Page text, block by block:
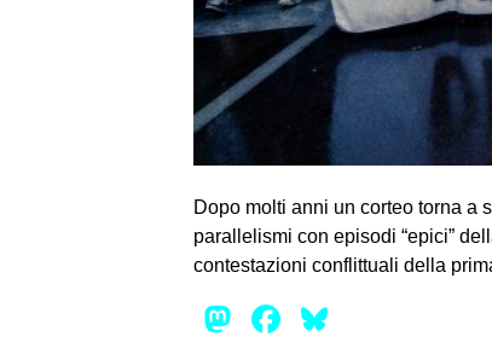
Dopo molti anni un corteo torna a
parallelismi con episodi “epici”
contestazioni conflittuali della
Mastodon
Facebook